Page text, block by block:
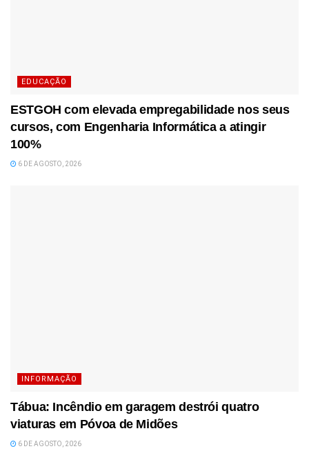
EDUCAÇÃO
ESTGOH com elevada empregabilidade nos seus
cursos, com Engenharia Informática a atingir
100%
6 DE AGOSTO, 2026
INFORMAÇÃO
Tábua: Incêndio em garagem destrói quatro
viaturas em Póvoa de Midões
6 DE AGOSTO, 2026